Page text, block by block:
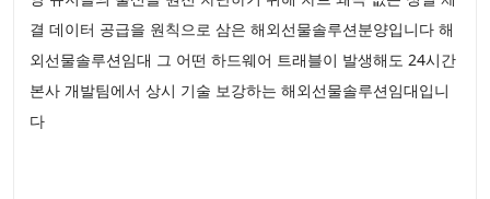
결 데이터 공급을 원칙으로 삼은 해외선물솔루션분양입니다 해
외선물솔루션임대 그 어떤 하드웨어 트래블이 발생해도 24시간
본사 개발팀에서 상시 기술 보강하는 해외선물솔루션임대입니
다